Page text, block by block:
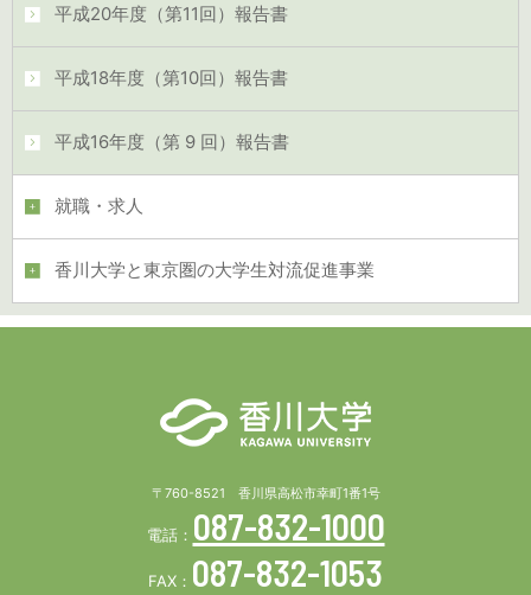
平成20年度（第11回）報告書
平成18年度（第10回）報告書
平成16年度（第 9 回）報告書
就職・求人
香川大学と東京圏の大学生対流促進事業
〒760-8521 香川県高松市幸町1番1号
電話： 087-832-1000
FAX： 087-832-1053